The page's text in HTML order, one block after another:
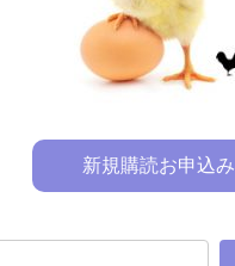
新規購読お申込み